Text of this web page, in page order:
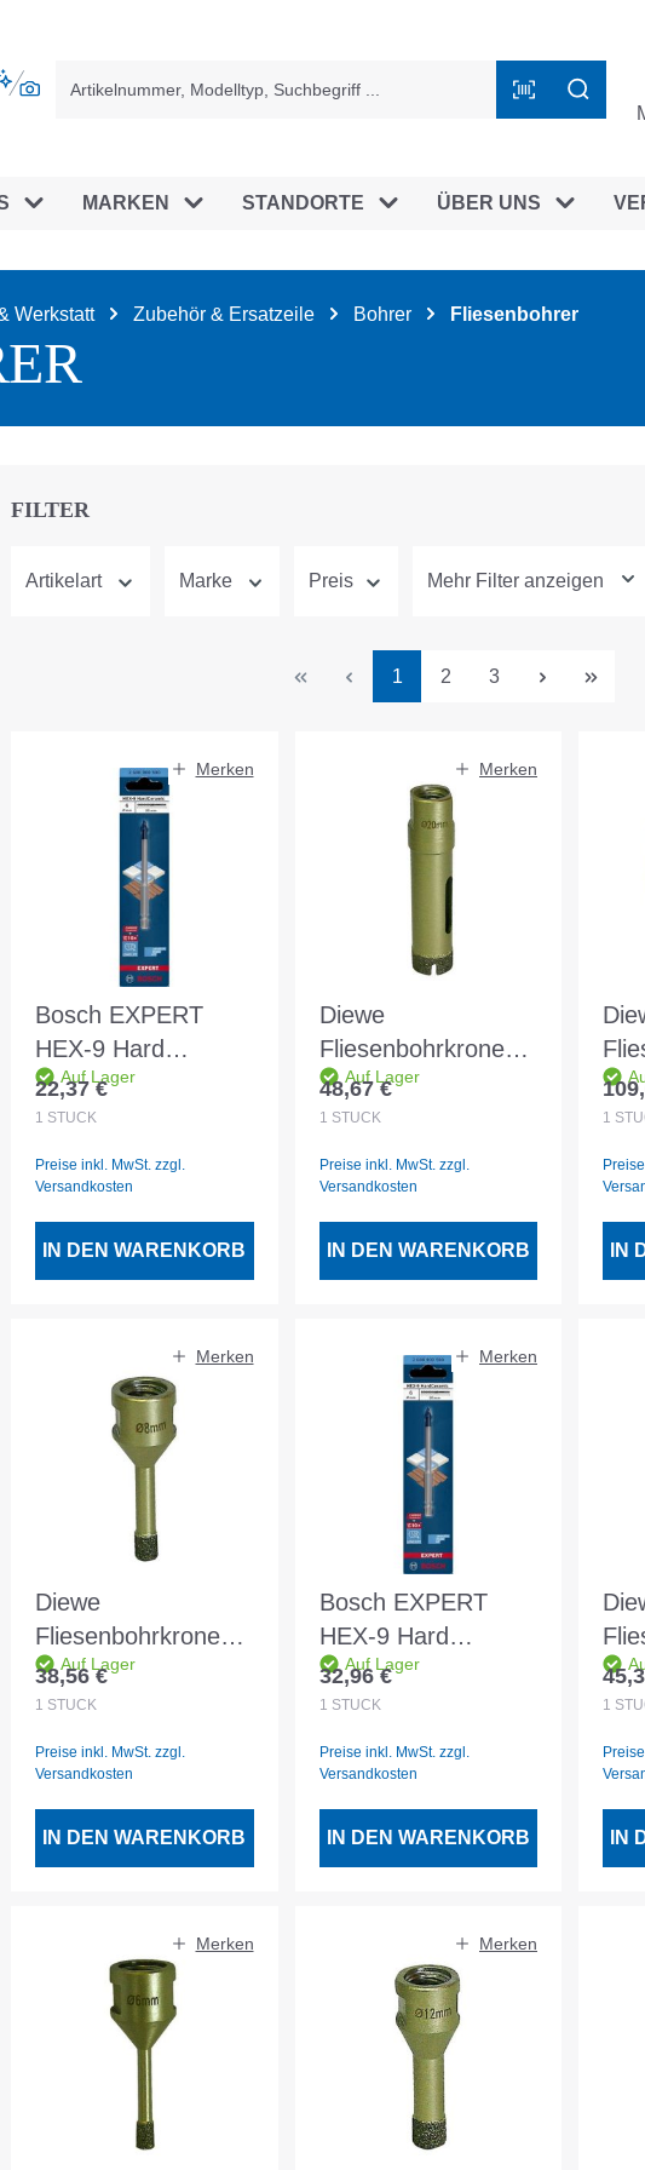
MARKEN STANDORTE ÜBER UNS
Werkstatt Zubehör & Ersatzeile Bohrer Fliesenbohrer
FILTER
Artikelart Marke Preis Mehr Filter anzeigen
Seite
1 Seite
2 Seite
3
Merken
Bosch EXPERT
HEX-9 Hard
Ceramic Bohrer
6x90mm - 2 608
Auf Lager
Regulärer Preis:
22,37 €
1 STÜCK
Preise inkl. MwSt. zzgl.
Versandkosten
IN DEN WARENKORB
Merken
Diewe
Fliesenbohrkrone
gold DM 20
Aufnahme M14
Auf Lager
Regulärer Preis:
48,67 €
1 STÜCK
Preise inkl. MwSt. zzgl.
Versandkosten
IN DEN WARENKORB
1
IN
Merken
Diewe
Fliesenbohrkrone
gold DM 8
Aufnahme M14
Auf Lager
Regulärer Preis:
38,56 €
1 STÜCK
Preise inkl. MwSt. zzgl.
Versandkosten
IN DEN WARENKORB
Merken
Bosch EXPERT
HEX-9 Hard
Ceramic Bohrer
10x90mm - 2 608
Auf Lager
Regulärer Preis:
32,96 €
1 STÜCK
Preise inkl. MwSt. zzgl.
Versandkosten
IN DEN WARENKORB
1
IN
Merken Merken